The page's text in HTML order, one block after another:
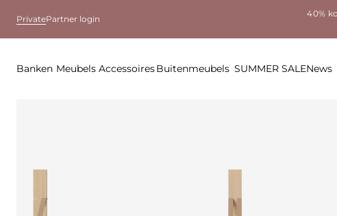
PrivatePartner login
40%
Banken Meubels AccessoiresBuitenmeubels SUMMER SALENews